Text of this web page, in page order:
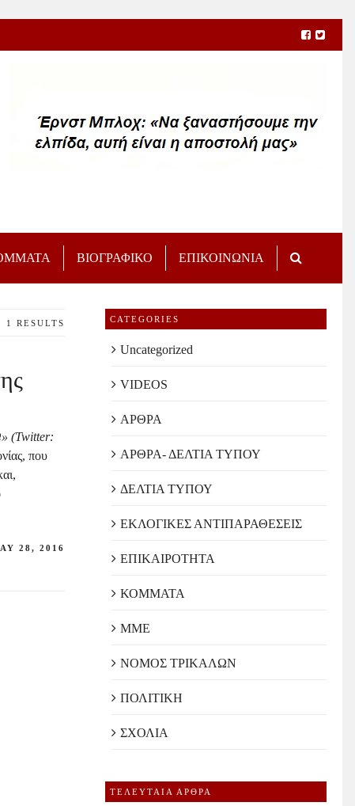
ΒΙΟΓΡΑΦΙΚΟ ΕΠΙΚΟΙΝΩΝΙΑ
1 RESULTS
(Twitter:
που
28, 2016
CATEGORIES
Uncategorized
VIDEOS
ΑΡΘΡΑ
ΑΡΘΡΑ- ΔΕΛΤΙΑ ΤΥΠΟΥ
ΔΕΛΤΙΑ ΤΥΠΟΥ
ΕΚΛΟΓΙΚΕΣ ΑΝΤΙΠΑΡΑΘΕΣΕΙΣ
ΕΠΙΚΑΙΡΟΤΗΤΑ
ΚΟΜΜΑΤΑ
ΜΜΕ
ΝΟΜΟΣ ΤΡΙΚΑΛΩΝ
ΠΟΛΙΤΙΚΗ
ΣΧΟΛΙΑ
ΤΕΛΕΥΤΑΙΑ ΑΡΘΡΑ